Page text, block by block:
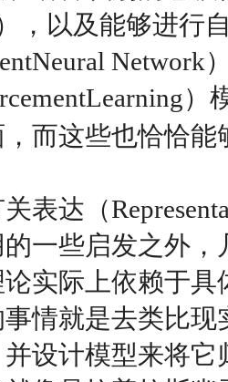
，以及能够进行
而这些也恰恰
表达（
一些启发之外
实际上依赖于
情就是去类比
设计模型来将